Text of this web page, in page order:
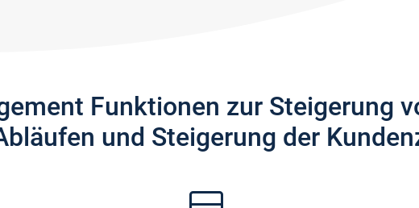
Funktionen zur Steigerung
und Steigerung der